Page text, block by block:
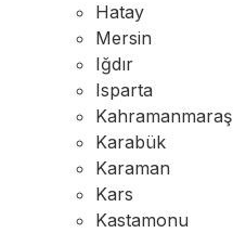
Hatay
Mersin
Iğdır
Isparta
Kahramanmaraş
Karabük
Karaman
Kars
Kastamonu